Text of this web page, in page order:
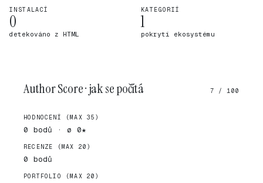
INSTALACÍ
0
detekováno z HTML
KATEGORIÍ
1
pokrytí ekosystému
Author Score · jak se počítá 7 / 100
HODNOCENÍ (MAX 35)
0 bodů · ø 0★
RECENZE (MAX 20)
0 bodů
PORTFOLIO (MAX 20)